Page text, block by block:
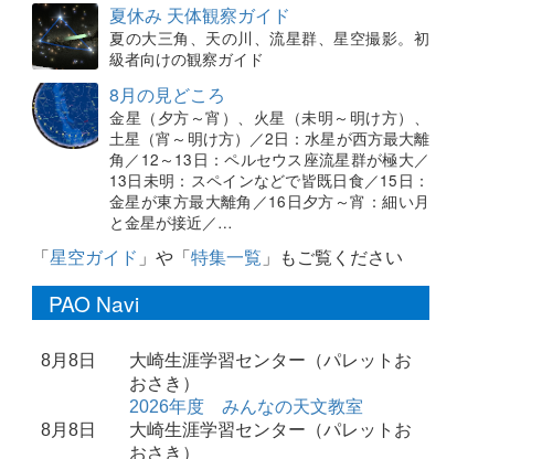
夏休み 天体観察ガイド
夏の大三角、天の川、流星群、星空撮影。初
級者向けの観察ガイド
8月の見どころ
金星（夕方～宵）、火星（未明～明け方）、
土星（宵～明け方）／2日：水星が西方最大離
角／12～13日：ペルセウス座流星群が極大／
13日未明：スペインなどで皆既日食／15日：
金星が東方最大離角／16日夕方～宵：細い月
と金星が接近／…
「星空ガイド 」や「特集一覧 」もご覧ください
PAO Navi